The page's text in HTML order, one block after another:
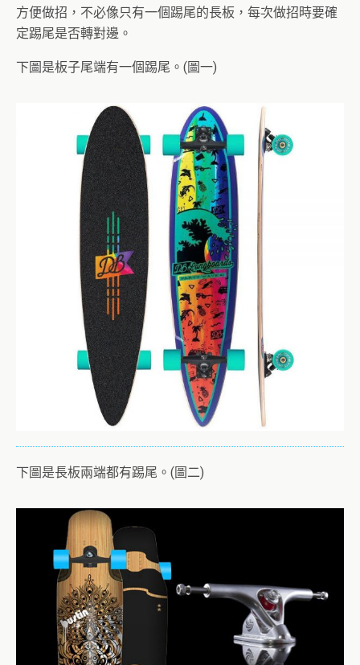
方便做招，不必像只有一個踢尾的長板，每次做招時要確
定踢尾是否轉對邊。
下圖是板子尾端有一個踢尾。(圖一)
下圖是長板兩端都有踢尾。(圖二)